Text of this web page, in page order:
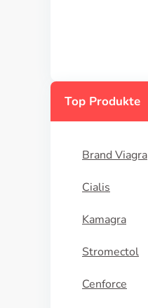
Top Produkte
Brand Viagra
Cialis
Kamagra
Stromectol
Cenforce